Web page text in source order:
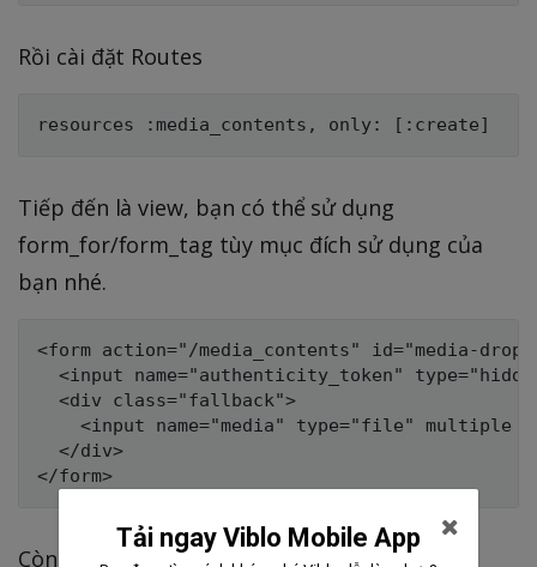
Rồi cài đặt Routes
Tiếp đến là view, bạn có thể sử dụng
form_for/form_tag tùy mục đích sử dụng của
bạn nhé.
<form action="/media_contents" id="media-
<input name="authenticity_token"
  <div class="fallback">
<input name="media" type="file" multiple /
  </div>
Còn đây là sử dụng form_tag helper:
Tải ngay Viblo Mobile App